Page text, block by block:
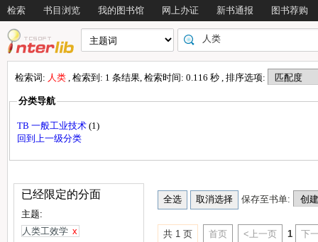
检索 书目浏览 我的图书馆 网上办证 新书通报 图书荐购
检索词: 人类 , 检索到: 1 条结果, 检索时间: 0.116 秒 , 排序选项:
分类导航
TB 一般工业技术 (1)
回到上一级分类
已经限定的分面
主题:
人类工效学 x
保存至书单:
共 1 页 首页 <上一页 1 下